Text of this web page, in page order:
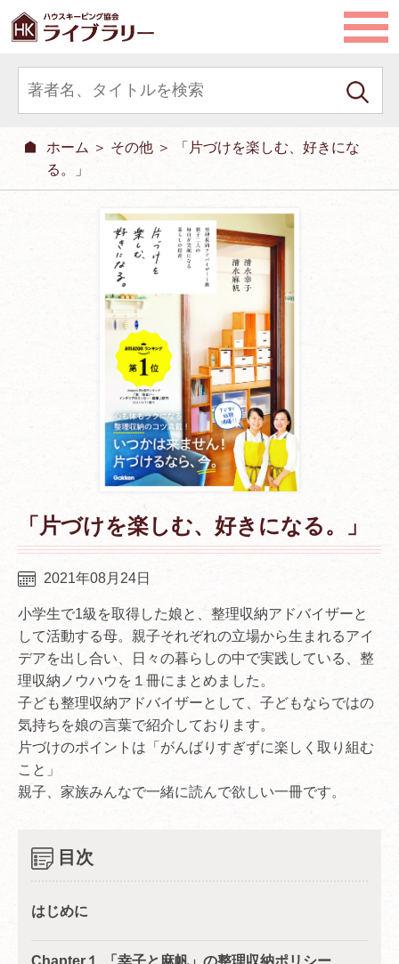
ホーム ＞ その他 ＞ 「片づけを楽しむ、好きにな
る。」
「片づけを楽しむ、好きになる。」
2021年08月24日
小学生で1級を取得した娘と、整理収納アドバイザーと
して活動する母。親子それぞれの立場から生まれるアイ
デアを出し合い、日々の暮らしの中で実践している、整
理収納ノウハウを１冊にまとめました。
子ども整理収納アドバイザーとして、子どもならではの
気持ちを娘の言葉で紹介しております。
片づけのポイントは「がんばりすぎずに楽しく取り組む
こと」
親子、家族みんなで一緒に読んで欲しい一冊です。
目次
はじめに